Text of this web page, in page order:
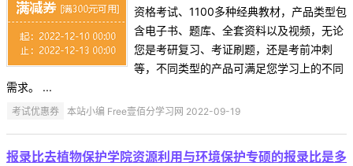
资格考试、1100多种经典教材，产品类型包
含电子书、题库、全套资料以及视频，无论
您是考研复习、考证刷题，还是考前冲刺
等，不同类型的产品可满足您学习上的不同
需求。 ...
考试优惠券 本站小编 Free壹佰分学习网 2022-09-19
报录比去植物保护学院资源利用与环境保护专硕的报录比是多